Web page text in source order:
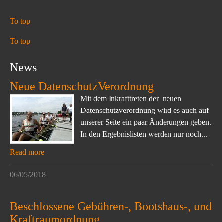
To top
To top
News
Neue DatenschutzVerordnung
Mit dem Inkrafttreten der neuen
Datenschutzverordnung wird es auch auf
unserer Seite ein paar Änderungen geben.
In den Ergebnislisten werden nur noch...
Read more
06/05/2018
Beschlossene Gebühren-, Bootshaus-, und
Kraftraumordnung